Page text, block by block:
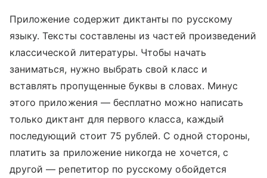
Приложение содержит диктанты по русскому
языку. Тексты составлены из частей произведений
классической литературы. Чтобы начать
заниматься, нужно выбрать свой класс и
вставлять пропущенные буквы в словах. Минус
этого приложения — бесплатно можно написать
только диктант для первого класса, каждый
последующий стоит 75 рублей. С одной стороны,
платить за приложение никогда не хочется, с
другой — репетитор по русскому обойдется